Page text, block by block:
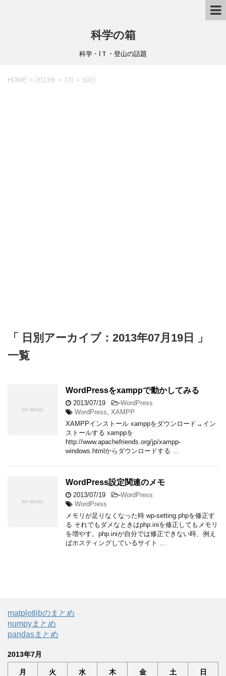
科学の箱
科学・IＴ・登山の話題
HOME > 2013年 > 7月 > 19日
「 日別アーカイブ：2013年07月19日 」
一覧
WordPressをxamppで動かしてみる
2013/07/19 -WordPress
WordPress XAMPP
XAMPPインストール xamppをダウンロード→イン
ストールする xamppを
http://www.apachefriends.org/jp/xampp-
windows.htmlからダウンロードする …
WordPress設定関連のメモ
2013/07/19 -WordPress
WordPress
メモリが足りなくなった時 wp-setting.phpを修正す
る それでもダメなときはphp.iniを修正してもメモリ
を増やす。php.iniが自分では修正できない時、例え
ばホスティングしているサイト …
matplotlibのまとめ
numpyまとめ
pandasまとめ
2013年7月
月 火 水 木 金 土 日